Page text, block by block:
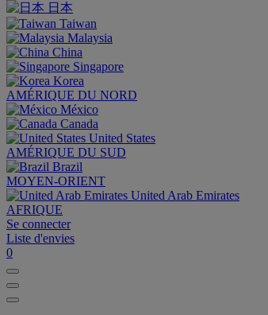
日本
Taiwan
Malaysia
China
Singapore
Korea
AMÉRIQUE DU NORD
México
Canada
United States
AMÉRIQUE DU SUD
Brazil
MOYEN-ORIENT
United Arab Emirates
AFRIQUE
Se connecter
Liste d'envies
0